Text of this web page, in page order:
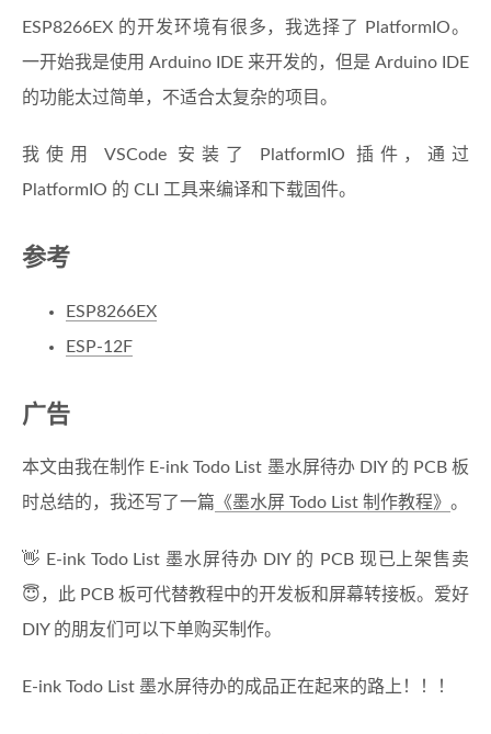
ESP8266EX 的开发环境有很多，我选择了 PlatformIO。
一开始我是使用 Arduino IDE 来开发的，但是 Arduino IDE
的功能太过简单，不适合太复杂的项目。
我使用 VSCode 安装了 PlatformIO 插件，通过
PlatformIO 的 CLI 工具来编译和下载固件。
参考
ESP8266EX
ESP-12F
广告
本文由我在制作 E-ink Todo List 墨水屏待办 DIY 的 PCB 板
时总结的，我还写了一篇 《墨水屏 Todo List 制作教程》 。
👋 E-ink Todo List 墨水屏待办 DIY 的 PCB 现已上架售卖
😇，此 PCB 板可代替教程中的开发板和屏幕转接板。爱好
DIY 的朋友们可以下单购买制作。
E-ink Todo List 墨水屏待办的成品正在起来的路上！！！